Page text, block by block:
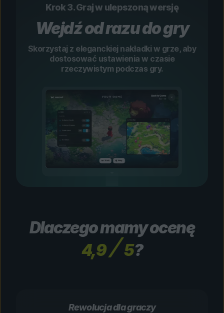
Krok 3. Graj w ulepszoną wersję
Wejdź od razu do gry
Skorzystaj z eleganckiej nakładki w grze, aby
dostosować ustawienia w czasie
rzeczywistym podczas gry.
Dlaczego mamy ocenę
4,9
5?
Rewolucja dla graczy